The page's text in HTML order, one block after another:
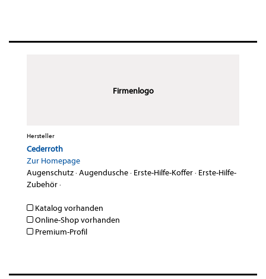
Firmenlogo
Hersteller
Cederroth
Zur Homepage
Augenschutz·Augendusche· Erste-Hilfe-Koffer· Erste-Hilfe-
Zubehör·
Katalog vorhanden
Online-Shop vorhanden
Premium-Profil